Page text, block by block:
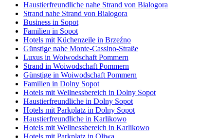
Haustierfreundliche nahe Strand von Bialogora
Strand nahe Strand von Bialogora
Business in Sopot
Familien in Sopot
Hotels mit Küchenzeile in Brzeźno
Günstige nahe Monte-Cassino-Straße
Luxus in Woiwodschaft Pommern
Strand in Woiwodschaft Pommern
Günstige in Woiwodschaft Pommern
Familien in Dolny Sopot
Hotels mit Wellnessbereich in Dolny Sopot
Haustierfreundliche in Dolny Sopot
Hotels mit Parkplatz in Dolny Sopot
Haustierfreundliche in Karlikowo
Hotels mit Wellnessbereich in Karlikowo
Hotels mit Parkplatz in Oliwa